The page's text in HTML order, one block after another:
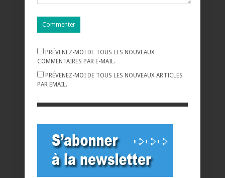
PRÉVENEZ-MOI DE TOUS LES NOUVEAUX
COMMENTAIRES PAR E-MAIL.
PRÉVENEZ-MOI DE TOUS LES NOUVEAUX ARTICLES
PAR EMAIL.